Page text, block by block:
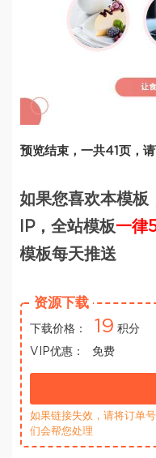
预览结束，一共41页，
如果您喜欢本模板
IP，全站模板一律
模板每天推送
资源下载
下载价格： 19 积分
VIP优惠：
免费
如果链接失效，请将订单
们会帮您处理